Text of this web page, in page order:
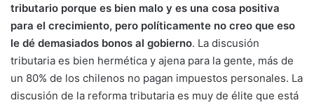
tributario porque es bien malo y es una cosa positiva
para el crecimiento, pero políticamente no creo que eso
le dé demasiados bonos al gobierno. La discusión
tributaria es bien hermética y ajena para la gente, más de
un 80% de los chilenos no pagan impuestos personales. La
discusión de la reforma tributaria es muy de élite que está